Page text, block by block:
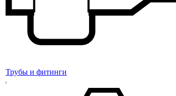
Трубы и фитинги